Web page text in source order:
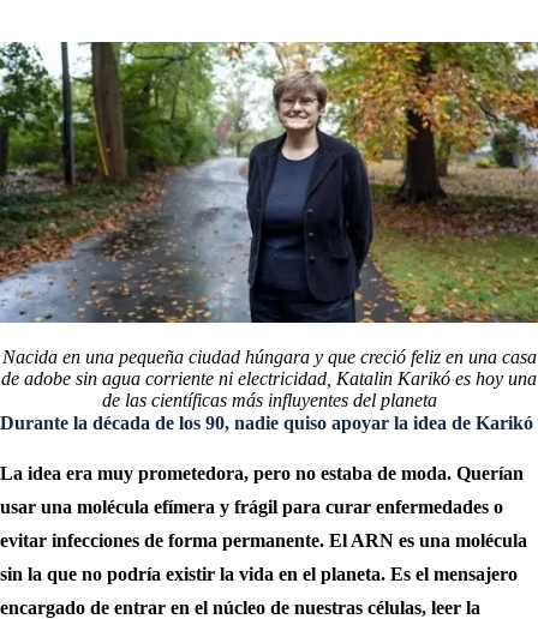
Nacida en una pequeña ciudad húngara y que creció feliz en una casa
de adobe sin agua corriente ni electricidad, Katalin Karikó es hoy una
de las científicas más influyentes del planeta
Durante la década de los 90, nadie quiso apoyar la idea de Karikó
La idea era muy prometedora, pero no estaba de moda. Querían
usar una molécula efímera y frágil para curar enfermedades o
evitar infecciones de forma permanente. El ARN es una molécula
sin la que no podría existir la vida en el planeta. Es el mensajero
encargado de entrar en el núcleo de nuestras células, leer la